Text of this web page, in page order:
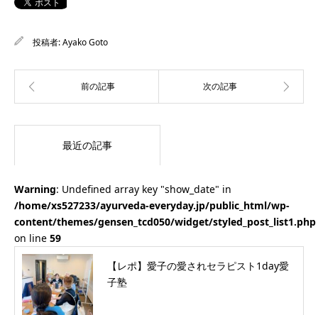
投稿者:Ayako Goto
最近の記事
Warning: Undefined array key "show_date" in
/home/xs527233/ayurveda-everyday.jp/public_html/wp-
content/themes/gensen_tcd050/widget/styled_post_list1.php
on line 59
【レポ】愛子の愛されセラピスト1day愛
子塾